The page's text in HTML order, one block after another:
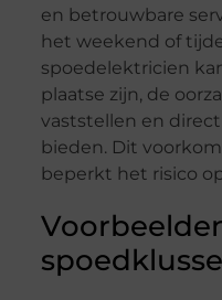
en betrouwbare
het weekend of
spoedelektricien
plaatse zijn, de
vaststellen en
bieden. Dit
beperkt het risico